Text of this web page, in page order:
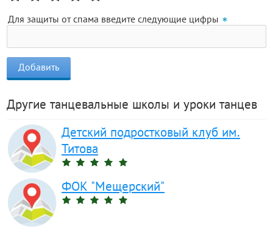
Для защиты от спама введите следующие цифры
Другие танцевальные школы и уроки танцев
Детский подростковый клуб им.
Титова
ФОК "Мещерский"